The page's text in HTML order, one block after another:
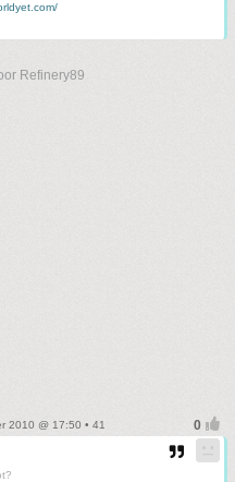
Refinery89
2010 @ 17:50 • 41